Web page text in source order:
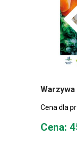
Cena dla
Cena
Cena: